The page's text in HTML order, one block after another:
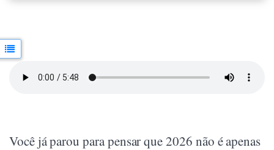
Você já parou para pensar que 2026 não é apenas